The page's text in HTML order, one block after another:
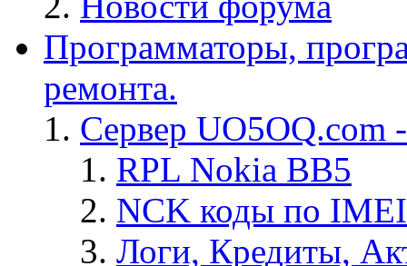
Программаторы,
ремонта.
Сервер
RPL Nokia BB5
NCK коды по IMEI
Логи, Кредиты,